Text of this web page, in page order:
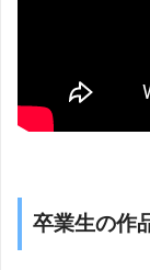
卒業生の作